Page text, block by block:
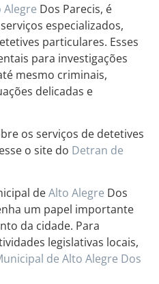
Alegre Dos Parecis, é
especializados,
particulares. Esses
para investigações
mesmo criminais,
delicadas e
os serviços de detetives
o site do Detran de
deAlto Alegre Dos
um papel importante
da cidade. Para
legislativas locais,
de Alto Alegre Dos